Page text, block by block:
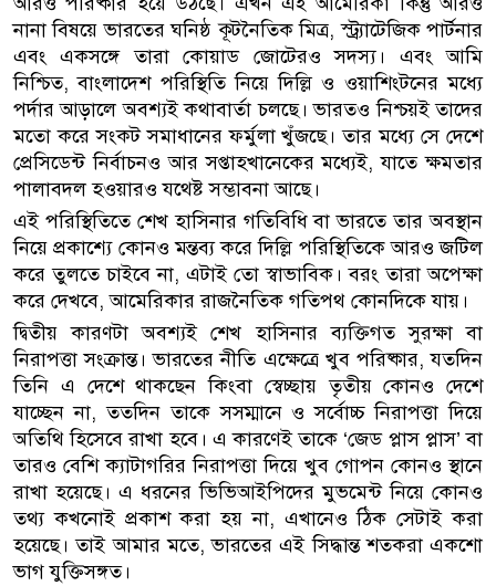
নানা বিষয়ে ভারতের ঘনিষ্ঠ কূটনৈতিক মিত্র, স্ট্র্যাটেজিক পার্টনার
এবং একসঙ্গে তারা কোয়াড জোটেরও সদস্য। এবং আমি
নিশ্চিত, বাংলাদেশ পরিস্থিতি নিয়ে দিল্লি ও ওয়াশিংটনের মধ্যে
পর্দার আড়ালে অবশ্যই কথাবার্তা চলছে। ভারতও নিশ্চয়ই তাদের
মতো করে সংকট সমাধানের ফর্মুলা খুঁজছে। তার মধ্যে সে দেশে
প্রেসিডেন্ট নির্বাচনও আর সপ্তাহখানেকের মধ্যেই, যাতে ক্ষমতার
পালাবদল হওয়ারও যথেষ্ট সম্ভাবনা আছে।
এই পরিস্থিতিতে শেখ হাসিনার গতিবিধি বা ভারতে তার অবস্থান
নিয়ে প্রকাশ্যে কোনও মন্তব্য করে দিল্লি পরিস্থিতিকে আরও জটিল
করে তুলতে চাইবে না, এটাই তো স্বাভাবিক। বরং তারা অপেক্ষা
করে দেখবে, আমেরিকার রাজনৈতিক গতিপথ কোনদিকে যায়।
দ্বিতীয় কারণটা অবশ্যই শেখ হাসিনার ব্যক্তিগত সুরক্ষা বা
নিরাপত্তা সংক্রান্ত। ভারতের নীতি এক্ষেত্রে খুব পরিষ্কার, যতদিন
তিনি এ দেশে থাকছেন কিংবা স্বেচ্ছায় তৃতীয় কোনও দেশে
যাচ্ছেন না, ততদিন তাকে সসম্মানে ও সর্বোচ্চ নিরাপত্তা দিয়ে
অতিথি হিসেবে রাখা হবে। এ কারণেই তাকে ‘জেড প্লাস প্লাস’ বা
তারও বেশি ক্যাটাগরির নিরাপত্তা দিয়ে খুব গোপন কোনও স্থানে
রাখা হয়েছে। এ ধরনের ভিভিআইপিদের মুভমেন্ট নিয়ে কোনও
তথ্য কখনোই প্রকাশ করা হয় না, এখানেও ঠিক সেটাই করা
হয়েছে। তাই আমার মতে, ভারতের এই সিদ্ধান্ত শতকরা একশো
ভাগ যুক্তিসঙ্গত।